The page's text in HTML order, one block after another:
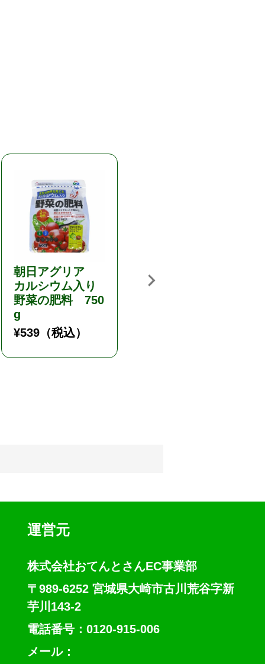
朝日アグリア
カルシウム入り
野菜の肥料 750
g
¥539 （税込）
除草剤 草無大
臣 3kg ブロマ
運営元
株式会社おてんとさんEC事業部
〒989-6252 宮城県大崎市古川荒谷字新
芋川143-2
電話番号：0120-915-006
メール：